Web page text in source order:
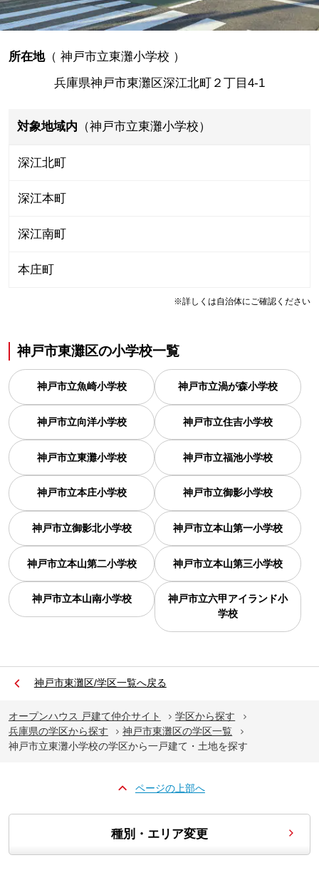
所在地（ 神戸市立東灘小学校 ）
兵庫県神戸市東灘区深江北町２丁目4-1
対象地域内 （神戸市立東灘小学校）
深江北町
深江本町
深江南町
本庄町
※詳しくは自治体にご確認ください
神戸市東灘区の小学校一覧
神戸市立魚崎小学校 神戸市立渦が森小学校
神戸市立向洋小学校 神戸市立住吉小学校
神戸市立東灘小学校 神戸市立福池小学校
神戸市立本庄小学校 神戸市立御影小学校
神戸市立御影北小学校 神戸市立本山第一小学校
神戸市立本山第二小学校 神戸市立本山第三小学校
神戸市立本山南小学校
神戸市立六甲アイランド小
学校
神戸市東灘区/学区一覧へ戻る
オープンハウス 戸建て仲介サイト
学区から探す
兵庫県の学区から探す
神戸市東灘区の学区一覧
神戸市立東灘小学校の学区から一戸建て・土地を探す
ページの上部へ
種別・エリア変更